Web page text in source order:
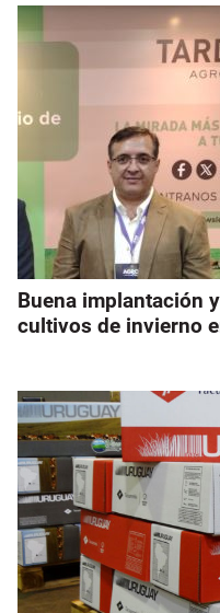
Buena implantación
cultivos de invierno